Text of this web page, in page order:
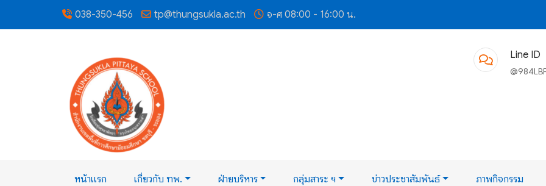
038-350-456 tp@thungsukla.ac.th จ-ศ 08:00 - 16:00 น.
Line ID
หน้าแรก เกี่ยวกับ ทพ. ฝ่ายบริหาร กลุ่มสาระ ฯ ข่าวประชาสัมพันธ์ ภาพกิจกรรม